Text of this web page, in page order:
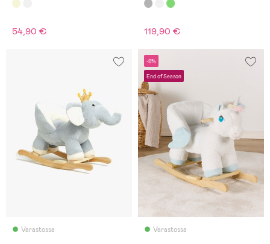
54,90 € 119,90 €
Varastossa
-9%
End of Season
Varastossa